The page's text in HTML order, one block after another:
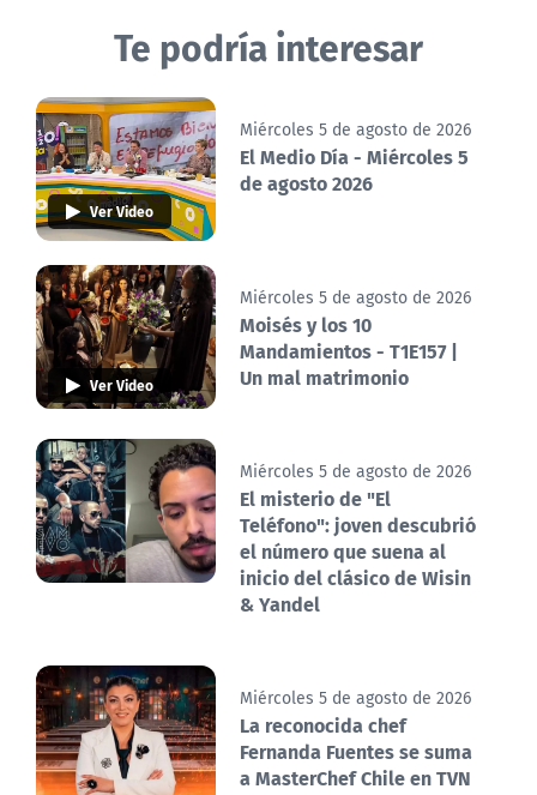
Te podría interesar
Ver Video
Miércoles 5 de agosto de 2026
El Medio Día - Miércoles 5
de agosto 2026
Ver Video
Miércoles 5 de agosto de 2026
Moisés y los 10
Mandamientos - T1E157 |
Un mal matrimonio
Miércoles 5 de agosto de 2026
El misterio de "El
Teléfono": joven descubrió
el número que suena al
inicio del clásico de Wisin
& Yandel
Miércoles 5 de agosto de 2026
La reconocida chef
Fernanda Fuentes se suma
a MasterChef Chile en TVN